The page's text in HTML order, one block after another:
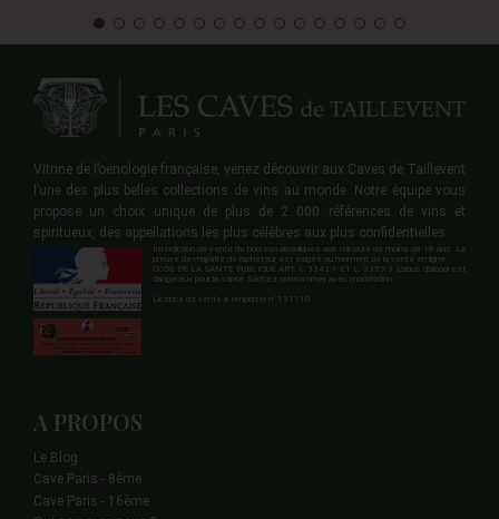
Vitrine de l’oenologie française, venez découvrir aux Caves de Taillevent
l’une des plus belles collections de vins au monde. Notre équipe vous
propose un choix unique de plus de 2 000 références de vins et
spiritueux, des appellations les plus célèbres aux plus confidentielles.
Interdiction de vente de boisson alcooliques aux mineurs de moins de 18 ans. La
preuve de majorité de l'acheteur est exigée au moment de la vente en ligne.
CODE DE LA SANTE PUBLIQUE ART. L 3342-1 ET L. 3353-3 L'abus d'alcool est
dangereux pour la santé. Sachez consommer avec modération.
Licence de vente à emporter n°131110.
A PROPOS
Le Blog
Cave Paris - 8ème
Cave Paris - 16ème